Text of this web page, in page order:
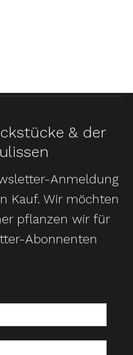
& der
Anmeldung
Kauf. Wir möchten
pflanzen wir für
Abonnenten